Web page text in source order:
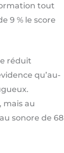
tout
9 % le score
réduit
qu’au-
mais au
sonore de 68